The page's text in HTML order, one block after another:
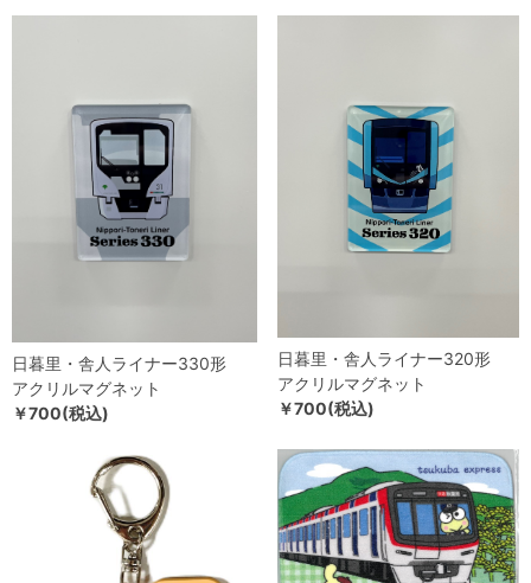
日暮里・舎人ライナー330形
アクリルマグネット
￥700(税込)
日暮里・舎人ライナー320形
アクリルマグネット
￥700(税込)